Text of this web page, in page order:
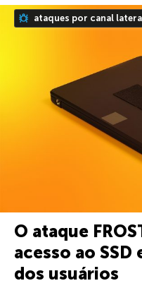
ataques por canal
O ataque
acesso ao
dos usuários